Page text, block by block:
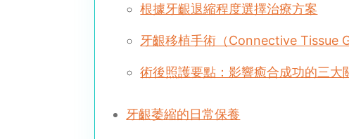
根據牙齦退縮程度選擇治療方案
牙齦移植手術（Connective Tissue
術後照護要點：影響癒合成功的三大
牙齦萎縮的日常保養